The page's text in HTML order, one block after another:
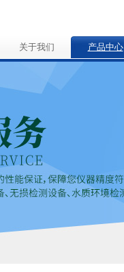
关于我们 产品中心